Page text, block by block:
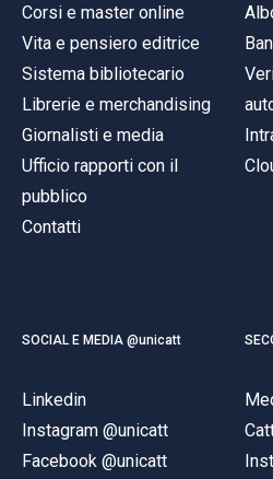
Corsi e master online
Vita e pensiero editrice
Sistema bibliotecario
Librerie e merchandising
Giornalisti e media
Ufficio rapporti con il
pubblico
Contatti
SOCIAL E MEDIA @unicatt
Linkedin
Instagram @unicatt
Facebook @unicatt